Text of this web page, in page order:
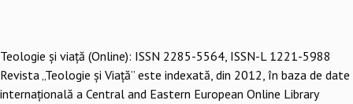
Teologie şi viaţă (Online): ISSN 2285-5564, ISSN-L 1221-5988
Revista „Teologie și Viață” este indexată, din 2012, în baza de date
internațională a Central and Eastern European Online Library